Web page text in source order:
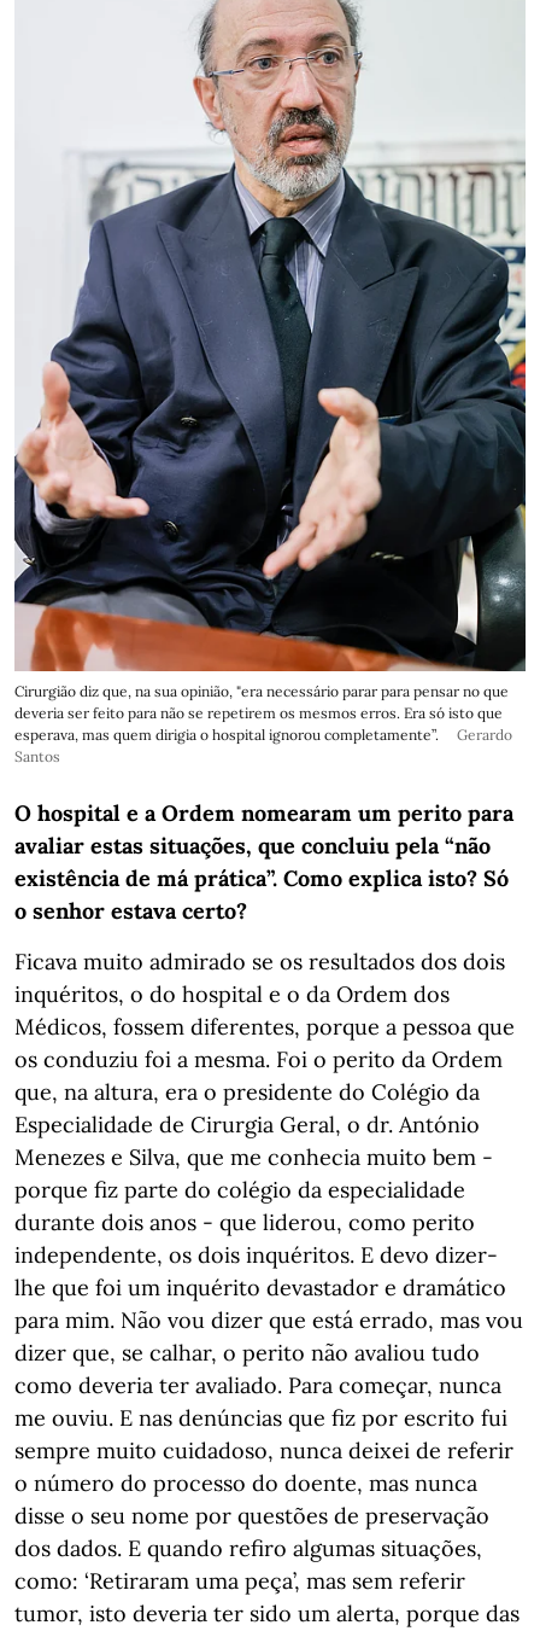
Cirurgião diz que, na sua opinião, "era necessário parar para pensar no que
deveria ser feito para não se repetirem os mesmos erros. Era só isto que
esperava, mas quem dirigia o hospital ignorou completamente”.
Gerardo
Santos
O hospital e a Ordem nomearam um perito para
avaliar estas situações, que concluiu pela “não
existência de má prática”. Como explica isto? Só
o senhor estava certo?
Ficava muito admirado se os resultados dos dois
inquéritos, o do hospital e o da Ordem dos
Médicos, fossem diferentes, porque a pessoa que
os conduziu foi a mesma. Foi o perito da Ordem
que, na altura, era o presidente do Colégio da
Especialidade de Cirurgia Geral, o dr. António
Menezes e Silva, que me conhecia muito bem -
porque fiz parte do colégio da especialidade
durante dois anos - que liderou, como perito
independente, os dois inquéritos. E devo dizer-
lhe que foi um inquérito devastador e dramático
para mim. Não vou dizer que está errado, mas vou
dizer que, se calhar, o perito não avaliou tudo
como deveria ter avaliado. Para começar, nunca
me ouviu. E nas denúncias que fiz por escrito fui
sempre muito cuidadoso, nunca deixei de referir
o número do processo do doente, mas nunca
disse o seu nome por questões de preservação
dos dados. E quando refiro algumas situações,
como: ‘Retiraram uma peça’, mas sem referir
tumor, isto deveria ter sido um alerta, porque das